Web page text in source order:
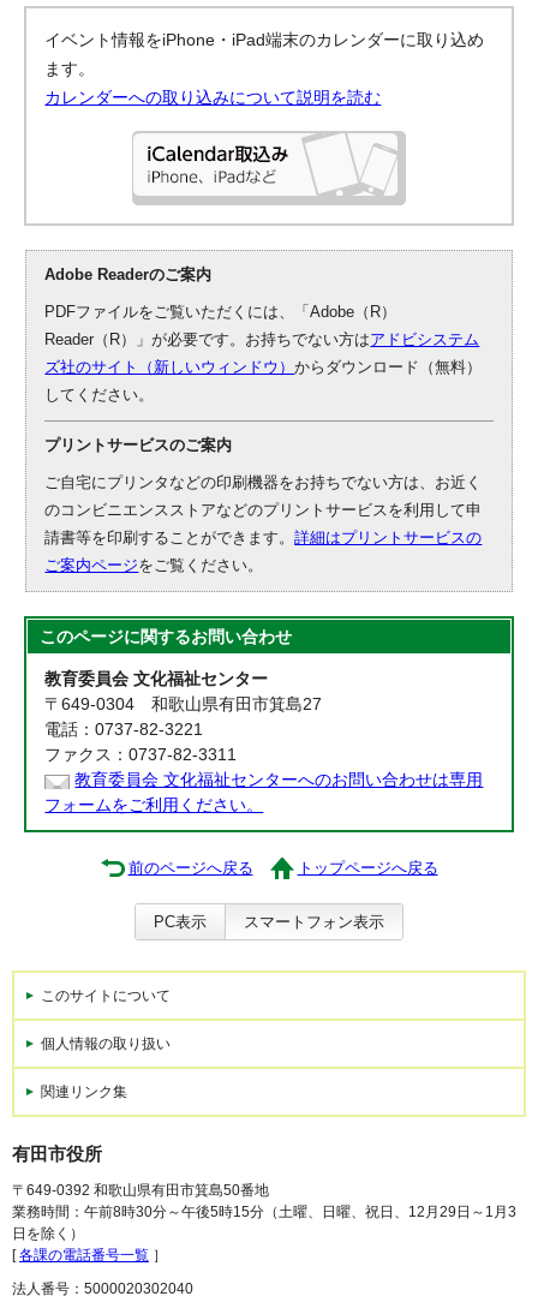
イベント情報をiPhone・iPad端末のカレンダーに取り込め
ます。
カレンダーへの取り込みについて説明を読む
Adobe Readerのご案内
PDFファイルをご覧いただくには、「Adobe（R）
Reader（R）」が必要です。お持ちでない方はアドビシステム
ズ社のサイト（新しいウィンドウ）からダウンロード（無料）
してください。
プリントサービスのご案内
ご自宅にプリンタなどの印刷機器をお持ちでない方は、お近く
のコンビニエンスストアなどのプリントサービスを利用して申
請書等を印刷することができます。詳細はプリントサービスの
ご案内ページをご覧ください。
このページに関するお問い合わせ
教育委員会 文化福祉センター
〒649-0304 和歌山県有田市箕島27
電話：0737-82-3221
ファクス：0737-82-3311
教育委員会 文化福祉センターへのお問い合わせは専用
フォームをご利用ください。
前のページへ戻る トップページへ戻る
PC表示 スマートフォン表示
このサイトについて
個人情報の取り扱い
関連リンク集
有田市役所
〒649-0392 和歌山県有田市箕島50番地
業務時間：午前8時30分～午後5時15分（土曜、日曜、祝日、12月29日～1月3
日を除く）
[各課の電話番号一覧 ］
法人番号：5000020302040